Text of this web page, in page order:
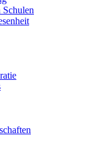
Schulen